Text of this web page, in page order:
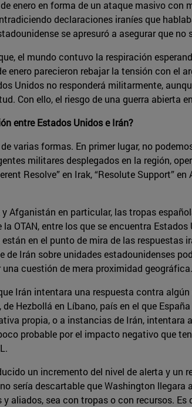
enero en forma de un ataque masivo
declaraciones iraníes que
se apresuró a asegurar que
el mundo contuvo la respiración
enero parecieron rebajar la tensión con
Unidos no responderá militarmente,
Con ello, el riesgo de una guerra abierta
entre Estados Unidos e Irán?
varias formas. En primer lugar, no
militares desplegados en la región,
Resolve” en Irak, “Resolute Support”
y Afganistán en particular, las tropas
OTAN, entre los que se encuentra
en el punto de mira de las
de Irán sobre unidades estadounidenses
una cuestión de mera proximidad geográfica.
Irán intentara una respuesta contra
de Hezbollá en Líbano, país en el que
propia, o a instancias de Irán,
probable por el impacto negativo que
un incremento del nivel de alerta y un
sería descartable que Washington
y aliados, sea con tropas o con recursos.